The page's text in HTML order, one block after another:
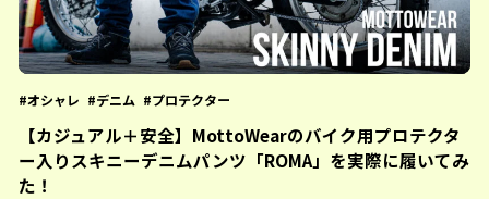
オシャレ デニム プロテクター
【カジュアル＋安全】MottoWearのバイク用プロテクタ
ー入りスキニーデニムパンツ「ROMA」を実際に履いてみ
た！